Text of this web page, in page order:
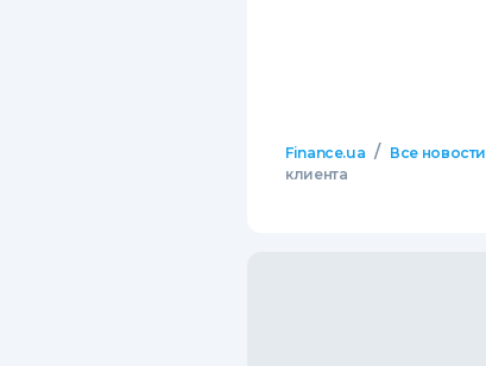
Finance.ua / Все новости
клиента